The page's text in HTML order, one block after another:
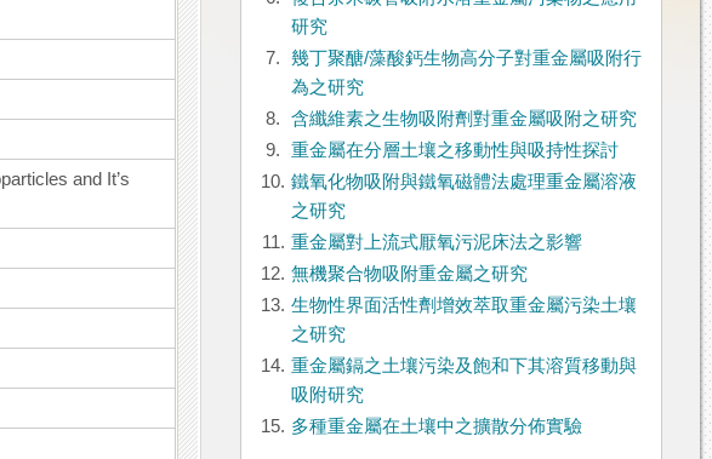
and It’s
研究
7.
幾丁聚醣/藻酸鈣生物高分子對重金屬吸附行
為之研究
8.
含纖維素之生物吸附劑對重金屬吸附之研究
9.
重金屬在分層土壤之移動性與吸持性探討
10. 鐵氧化物吸附與鐵氧磁體法處理重金屬溶液
之研究
11. 重金屬對上流式厭氧污泥床法之影響
12. 無機聚合物吸附重金屬之研究
13. 生物性界面活性劑增效萃取重金屬污染土壤
之研究
14. 重金屬鎘之土壤污染及飽和下其溶質移動與
吸附研究
15. 多種重金屬在土壤中之擴散分佈實驗